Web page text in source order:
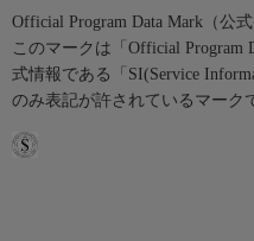
Official Program Data Mark（公
このマークは「Official Program
式情報である「SI(Service
のみ表記が許されているマーク